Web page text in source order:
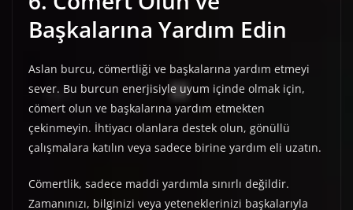
Başkalarına Yardım Edin
Aslan burcu, cömertliği ve başkalarına yardım etmeyi
sever. Bu burcun enerjisiyle uyum içinde olmak için,
cömert olun ve başkalarına yardım etmekten
çekinmeyin. İhtiyacı olanlara destek olun, gönüllü
çalışmalara katılın veya sadece birine yardım eli uzatın.
Cömertlik, sadece maddi yardımla sınırlı değildir.
Zamanınızı, bilginizi veya yeteneklerinizi başkalarıyla